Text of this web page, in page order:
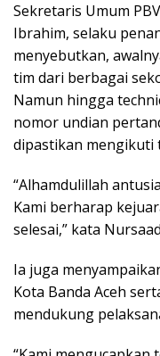
Sekretaris Umum
Ibrahim, selaku
menyebutkan,
tim dari berbagai
Namun hingga
nomor undian
dipastikan mengikuti
“Alhamdulillah
Kami berharap
selesai,” kata
Ia juga
Kota Banda Aceh
mendukung